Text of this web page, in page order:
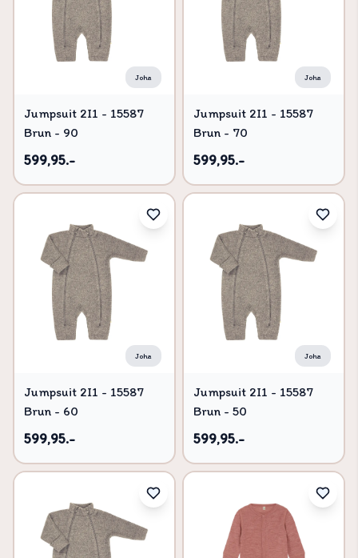
Joha
Jumpsuit 2I1 - 15587
Brun - 90
599,95.-
Joha
Jumpsuit 2I1 - 15587
Brun - 70
599,95.-
Joha
Jumpsuit 2I1 - 15587
Brun - 60
599,95.-
Joha
Jumpsuit 2I1 - 15587
Brun - 50
599,95.-